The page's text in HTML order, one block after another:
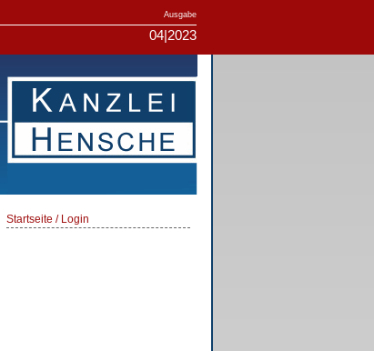
Ausgabe
04|2023
Startseite / Login